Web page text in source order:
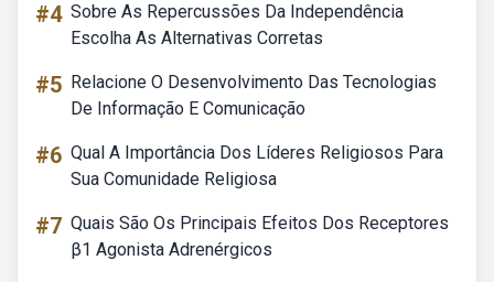
#4 Sobre As Repercussões Da Independência
Escolha As Alternativas Corretas
#5 Relacione O Desenvolvimento Das Tecnologias
De Informação E Comunicação
#6 Qual A Importância Dos Líderes Religiosos Para
Sua Comunidade Religiosa
#7 Quais São Os Principais Efeitos Dos Receptores
β1 Agonista Adrenérgicos